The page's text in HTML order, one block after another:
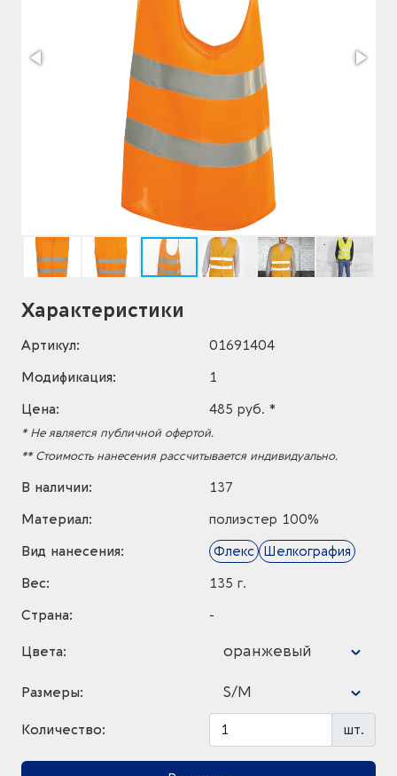
Характеристики
Артикул:
01691404
Модификация:
1
Цена:
485 руб. *
* Не является публичной офертой.
** Стоимость нанесения рассчитывается индивидуально.
В наличии:
137
Материал:
полиэстер 100%
Вид нанесения:
Флекс
Шелкография
Вес:
135 г.
Страна:
-
Цвета: оранжевый
Размеры: S/M
Количество: шт.